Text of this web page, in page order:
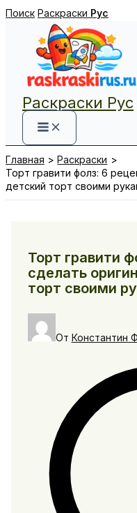
Перейти
содержимому
Поиск Раскраски Рус
Раскраски Рус
Главная
Раскраски
Торт гравити фолз: 6
детский торт своими
Торт гравити
сделать
торт своими
От Константин